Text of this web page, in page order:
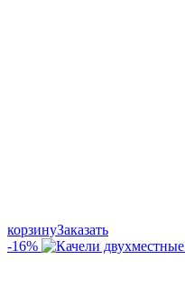
корзинуЗаказать
-16%